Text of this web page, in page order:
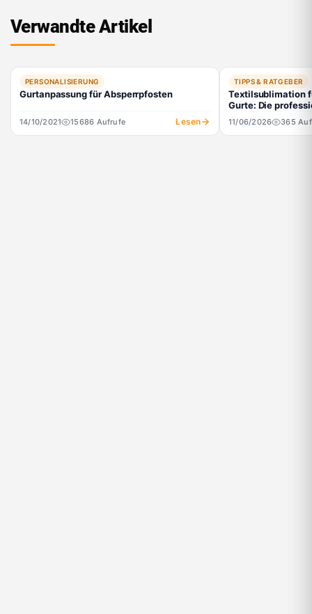
Verwandte Artikel
PERSONALISIERUNG
Gurtanpassung für Absperrpfosten
14/10/2021 15686 Aufrufe Lesen
TIPPS & RATGEBER
Textilsublimation
Gurte: Die
11/06/2026 365